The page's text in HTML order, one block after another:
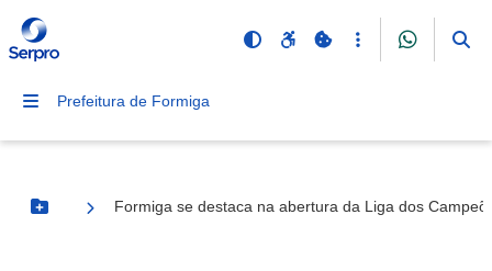
Prefeitura de Formiga
Botão Menu
Formiga se destaca na abertura da Liga dos